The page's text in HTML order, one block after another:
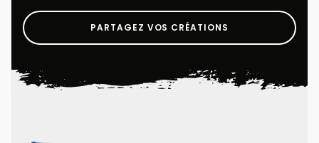
PARTAGEZ VOS CRÉATIONS